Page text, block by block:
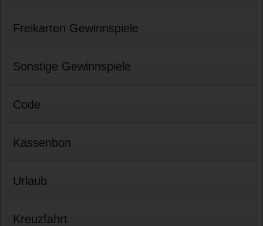
Freikarten Gewinnspiele
Sonstige Gewinnspiele
Code
Kassenbon
Urlaub
Kreuzfahrt